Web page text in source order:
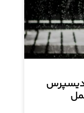
دیسپرس